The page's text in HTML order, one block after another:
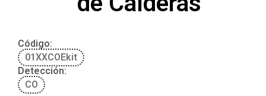
Código:
01XXCOEkit
Detección:
CO